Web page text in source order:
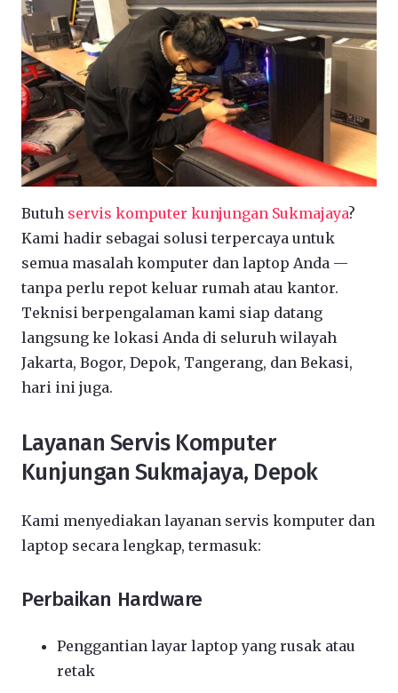
Butuh servis komputer kunjungan Sukmajaya?
Kami hadir sebagai solusi terpercaya untuk
semua masalah komputer dan laptop Anda —
tanpa perlu repot keluar rumah atau kantor.
Teknisi berpengalaman kami siap datang
langsung ke lokasi Anda di seluruh wilayah
Jakarta, Bogor, Depok, Tangerang, dan Bekasi,
hari ini juga.
Layanan Servis Komputer
Kunjungan Sukmajaya, Depok
Kami menyediakan layanan servis komputer dan
laptop secara lengkap, termasuk:
Perbaikan Hardware
Penggantian layar laptop yang rusak atau
retak